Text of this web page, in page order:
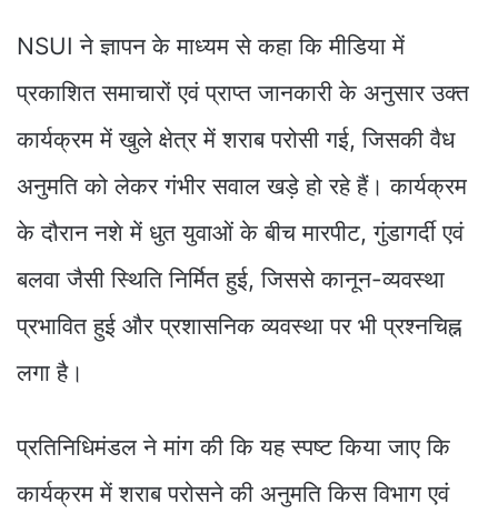
NSUI ने ज्ञापन के माध्यम से कहा कि मीडिया में
प्रकाशित समाचारों एवं प्राप्त जानकारी के अनुसार उक्त
कार्यक्रम में खुले क्षेत्र में शराब परोसी गई, जिसकी वैध
अनुमति को लेकर गंभीर सवाल खड़े हो रहे हैं। कार्यक्रम
के दौरान नशे में धुत युवाओं के बीच मारपीट, गुंडागर्दी एवं
बलवा जैसी स्थिति निर्मित हुई, जिससे कानून-व्यवस्था
प्रभावित हुई और प्रशासनिक व्यवस्था पर भी प्रश्नचिह्न
लगा है।
प्रतिनिधिमंडल ने मांग की कि यह स्पष्ट किया जाए कि
कार्यक्रम में शराब परोसने की अनुमति किस विभाग एवं